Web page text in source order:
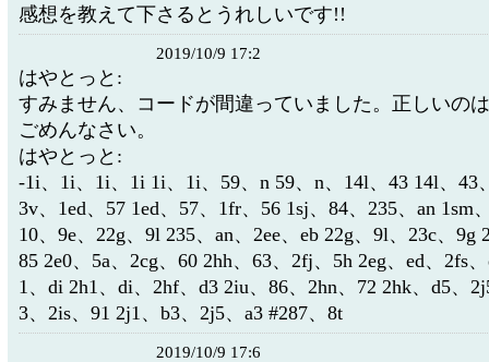
感想を教えて下さるとうれしいです!!
2019/10/9 17:2
はやとっと:
すみません、コードが間違っていました。正しいの
ごめんなさい。
はやとっと:
-1i、1i、1i、1i 1i、1i、59、n 59、n、14l、43 14l、43
3v、1ed、57 1ed、57、1fr、56 1sj、84、235、an 1sm
10、9e、22g、9l 235、an、2ee、eb 22g、9l、23c、9g
85 2e0、5a、2cg、60 2hh、63、2fj、5h 2eg、ed、2fs
1、di 2h1、di、2hf、d3 2iu、86、2hn、72 2hk、d5、
3、2is、91 2j1、b3、2j5、a3 #287、8t
2019/10/9 17:6